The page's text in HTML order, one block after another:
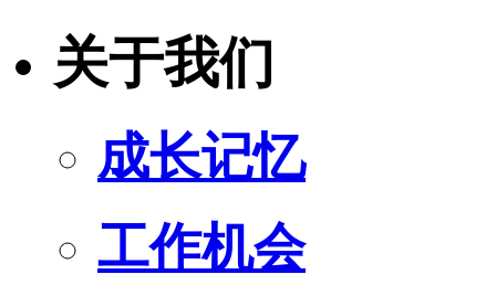
关于我们
成长记忆
工作机会